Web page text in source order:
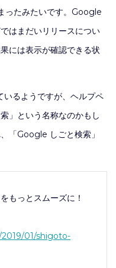
ったみたいです。Google
はまだいリリースについ
には表示が確認できる状
るようですが、ヘルプペ
」という名称なのかもし
「Google しごと検索」
もっとスムーズに！
01/shigoto-